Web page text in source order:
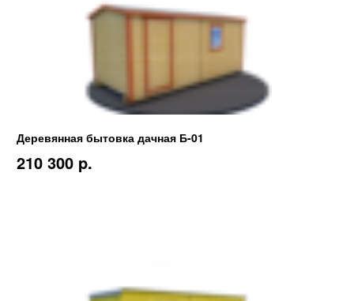
Деревянная бытовка дачная Б-01
210 300 p.